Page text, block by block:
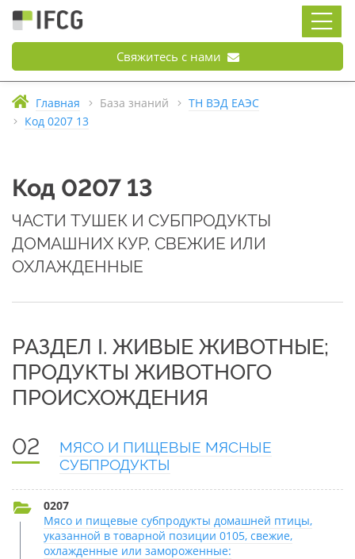
Свяжитесь с нами
Главная База знаний
ТН ВЭД ЕАЭС
Код 0207 13
Код 0207 13
ЧАСТИ ТУШЕК И СУБПРОДУКТЫ
ДОМАШНИХ КУР, СВЕЖИЕ ИЛИ
ОХЛАЖДЕННЫЕ
РАЗДЕЛ I. ЖИВЫЕ ЖИВОТНЫЕ;
ПРОДУКТЫ ЖИВОТНОГО
ПРОИСХОЖДЕНИЯ
02
МЯСО И ПИЩЕВЫЕ МЯСНЫЕ
СУБПРОДУКТЫ
0207
Мясо и пищевые субпродукты домашней птицы,
указанной в товарной позиции 0105, свежие,
охлажденные или замороженные: